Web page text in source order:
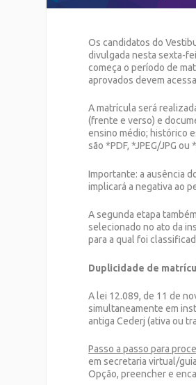
Os candidatos do
divulgada nesta sexta-
começa o período de
aprovados devem
A matrícula será
(frente e verso) e
ensino médio; histórico
são *PDF, *JPEG/JPG
Importante: a ausência
implicará a negativa ao
A segunda etapa
selecionado no ato da
para a qual foi
Duplicidade de
A lei 12.089, de 11 de
simultaneamente em
antiga Cederj (ativa ou
Passo a passo para
em secretaria virtual/
Opção, preencher e